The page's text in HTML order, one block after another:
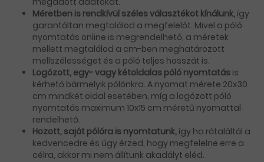
Méretben is rendkívül széles választékot kínálunk, így
garantáltan megtalálod a megfelelőt. Mivel a póló
nyomtatás online is megrendelhető, a méretek
mellett megtalálod a cm-ben meghatározott
mellszélességet és a póló teljes hosszát is.
Logózott, egy- vagy kétoldalas póló nyomtatás is
kérhető bármelyik pólónkra. A nyomat mérete 20x30
cm mindkét oldal esetében, míg a logózott póló
nyomtatás maximum 10x15 cm méretű nyomattal
rendelhető.
Hozott, saját pólóra is nyomtatunk, így ha rátaláltál a
kedvencedre és úgy érzed, hogy megfelelne erre a
célra, akkor mi nem állítunk akadályt eléd.